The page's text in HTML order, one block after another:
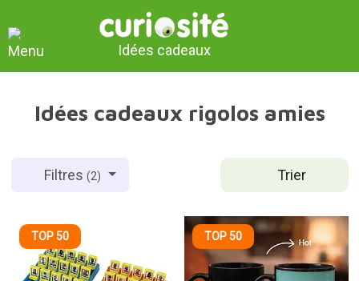
Idées cadeaux
Idées cadeaux rigolos amies
Trier
Filtres(2)
TOP 50 TOP 50